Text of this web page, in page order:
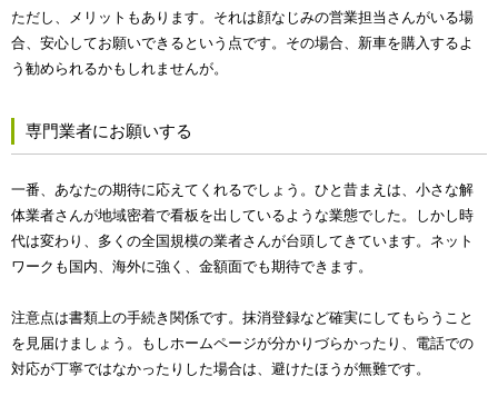
ただし、メリットもあります。それは顔なじみの営業担当さんがいる場
合、安心してお願いできるという点です。その場合、新車を購入するよ
う勧められるかもしれませんが。
専門業者にお願いする
一番、あなたの期待に応えてくれるでしょう。ひと昔まえは、小さな解
体業者さんが地域密着で看板を出しているような業態でした。しかし時
代は変わり、多くの全国規模の業者さんが台頭してきています。ネット
ワークも国内、海外に強く、金額面でも期待できます。
注意点は書類上の手続き関係です。抹消登録など確実にしてもらうこと
を見届けましょう。もしホームページが分かりづらかったり、電話での
対応が丁寧ではなかったりした場合は、避けたほうが無難です。